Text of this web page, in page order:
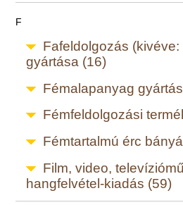
F
Fafeldolgozás (kivéve:
gyártása (16)
Fémalapanyag
Fémfeldolgozási
Fémtartalmú érc
Film, video,
hangfelvétel-kiadás (59)